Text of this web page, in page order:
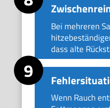
Bei mehreren
dass alte
Wenn Rauch